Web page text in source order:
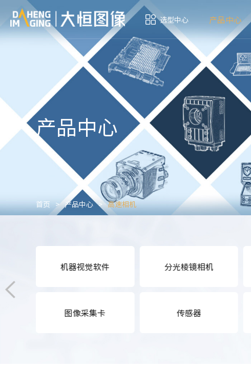
选型中心 产品中心
产品中心
首页 > 产品中心 > 高速相机
机器视觉软件
图像采集卡
分光棱镜相机
传感器